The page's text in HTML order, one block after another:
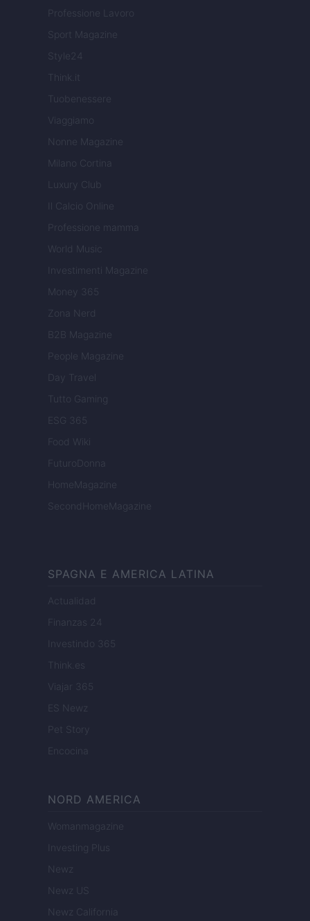
Professione Lavoro
Sport Magazine
Style24
Think.it
Tuobenessere
Viaggiamo
Nonne Magazine
Milano Cortina
Luxury Club
Il Calcio Online
Professione mamma
World Music
Investimenti Magazine
Money 365
Zona Nerd
B2B Magazine
People Magazine
Day Travel
Tutto Gaming
ESG 365
Food Wiki
FuturoDonna
HomeMagazine
SecondHomeMagazine
SPAGNA E AMERICA LATINA
Actualidad
Finanzas 24
Investindo 365
Think.es
Viajar 365
ES Newz
Pet Story
Encocina
NORD AMERICA
Womanmagazine
Investing Plus
Newz
Newz US
Newz California